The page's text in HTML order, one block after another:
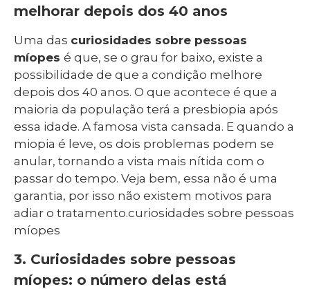
melhorar depois dos 40 anos
Uma das curiosidades sobre pessoas
míopes é que, se o grau for baixo, existe a
possibilidade de que a condição melhore
depois dos 40 anos. O que acontece é que a
maioria da população terá a presbiopia após
essa idade. A famosa vista cansada. E quando a
miopia é leve, os dois problemas podem se
anular, tornando a vista mais nítida com o
passar do tempo. Veja bem, essa não é uma
garantia, por isso não existem motivos para
adiar o tratamento.curiosidades sobre pessoas
míopes
3. Curiosidades sobre pessoas
míopes: o número delas está